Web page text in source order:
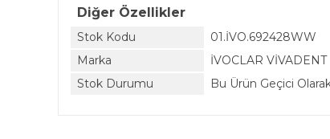
Diğer Özellikler
Stok Kodu
01.İVO.692428WW
Marka
İVOCLAR VİVADENT
Stok Durumu
Bu Ürün Geçici